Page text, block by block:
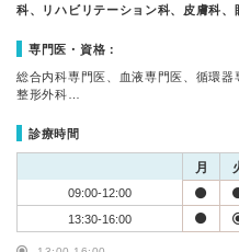
科、リハビリテーション科、皮膚科
専門医・資格：
総合内科専門医、血液専門医、循環器
整形外科…
診療時間
月
09:00-12:00
13:30-16:00